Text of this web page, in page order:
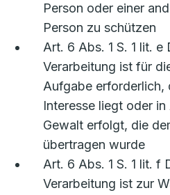
Person oder einer
Person zu schützen
Art. 6 Abs. 1 S. 1 lit. e
Verarbeitung ist für
Aufgabe erforderlich,
Interesse liegt oder
Gewalt erfolgt, die
übertragen wurde
Art. 6 Abs. 1 S. 1 lit. f
Verarbeitung ist zur